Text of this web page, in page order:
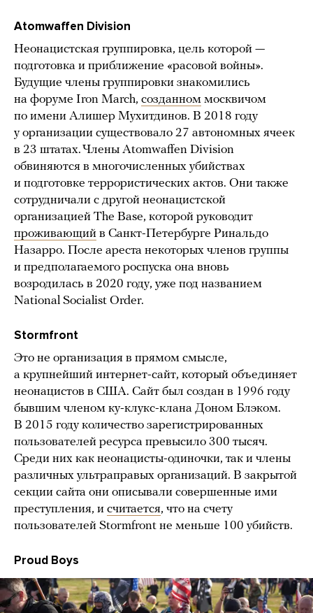
Atomwaffen Division
Неонацистская группировка, цель которой —
подготовка и приближение «расовой войны».
Будущие члены группировки знакомились
на форуме Iron March, созданном москвичом
по имени Алишер Мухитдинов. В 2018 году
у организации существовало 27 автономных ячеек
в 23 штатах. Члены Atomwaffen Division
обвиняются в многочисленных убийствах
и подготовке террористических актов. Они также
сотрудничали с другой неонацистской
организацией The Base, которой руководит
проживающий в Санкт-Петербурге Ринальдо
Назарро. После ареста некоторых членов группы
и предполагаемого роспуска она вновь
возродилась в 2020 году, уже под названием
National Socialist Order.
Stormfront
Это не организация в прямом смысле,
а крупнейший интернет-сайт, который объединяет
неонацистов в США. Сайт был создан в 1996 году
бывшим членом ку-клукс-клана Доном Блэком.
В 2015 году количество зарегистрированных
пользователей ресурса превысило 300 тысяч.
Среди них как неонацисты-одиночки, так и члены
различных ультраправых организаций. В закрытой
секции сайта они описывали совершенные ими
преступления, и считается, что на счету
пользователей Stormfront не меньше 100 убийств.
Proud Boys